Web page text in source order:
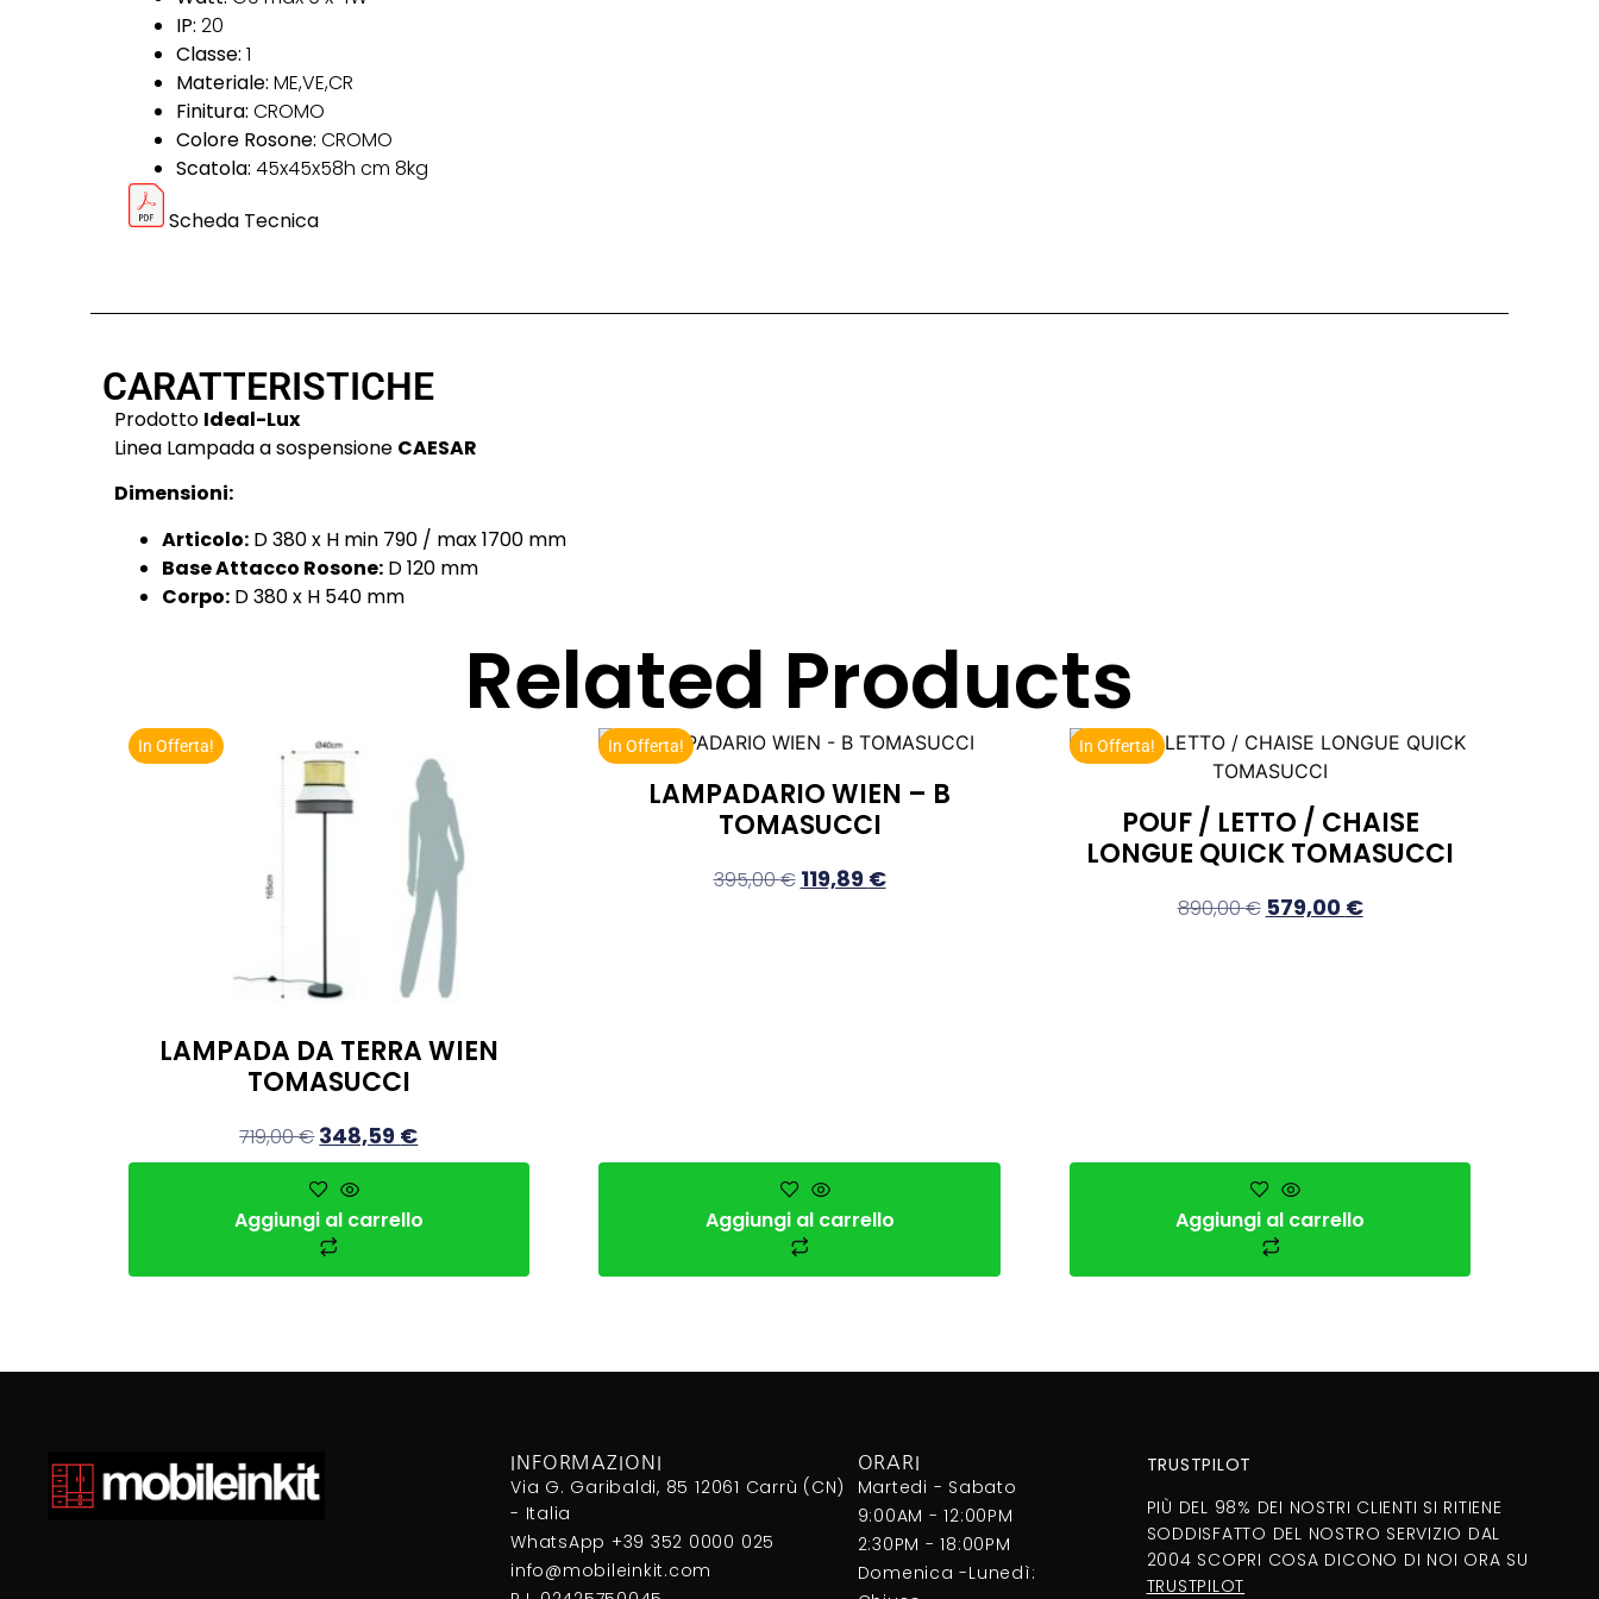
IP: 20
Classe: 1
Materiale: ME,VE,CR
Finitura: CROMO
Colore Rosone: CROMO
Scatola: 45x45x58h cm 8kg
Scheda Tecnica
CARATTERISTICHE
Prodotto Ideal-Lux
Linea Lampada a sospensione CAESAR
Dimensioni:
Articolo: D 380 x H min 790 / max 1700 mm
Base Attacco Rosone: D 120 mm
Corpo: D 380 x H 540 mm
Related Products
In Offerta!
LAMPADA DA TERRA WIEN
TOMASUCCI
719,00€ 348,59 €
Aggiungi al carrello
In Offerta!
LAMPADARIO WIEN – B
TOMASUCCI
395,00€ 119,89 €
Aggiungi al carrello
In Offerta!
POUF / LETTO / CHAISE
LONGUE QUICK TOMASUCCI
890,00€ 579,00 €
Aggiungi al carrello
INFORMAZIONI
Via G. Garibaldi, 85 12061 Carrù (CN)
- Italia
WhatsApp +39 352 0000 025
info@mobileinkit.com
ORARI
Martedi - Sabato
9:00AM - 12:00PM
2:30PM - 18:00PM
Domenica -Lunedì:
TRUSTPILOT
PIÙ DEL 98% DEI NOSTRI CLIENTI SI RITIENE
SODDISFATTO DEL NOSTRO SERVIZIO DAL
2004 SCOPRI COSA DICONO DI NOI ORA SU
TRUSTPILOT